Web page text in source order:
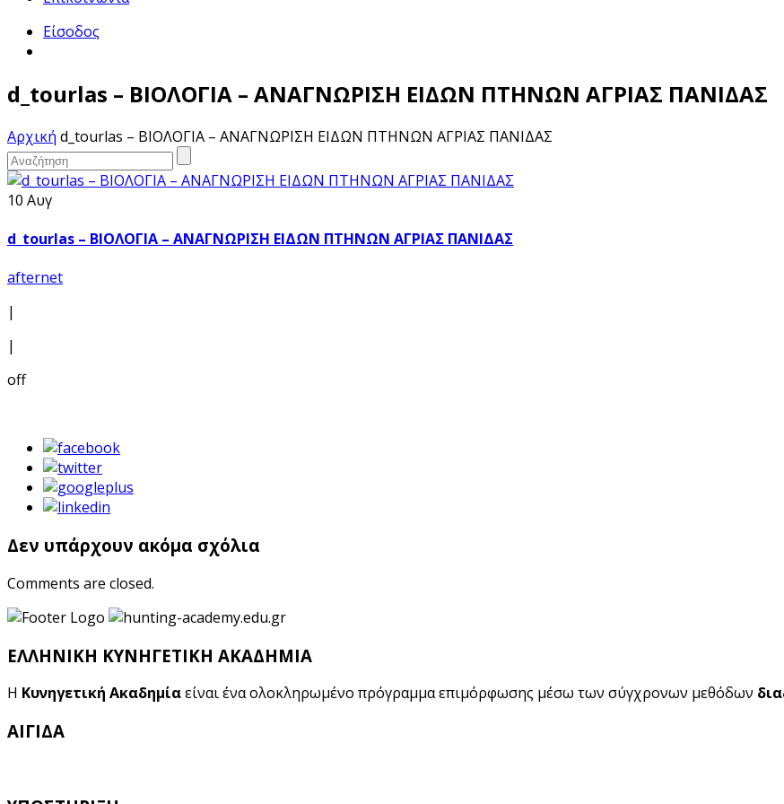
Είσοδος
d_tourlas – ΒΙΟΛΟΓΙΑ – ΑΝΑΓΝΩΡΙΣΗ ΕΙΔΩΝ ΠΤΗΝΩΝ ΑΓΡΙΑΣ ΠΑΝΙΔΑΣ
Αρχική d_tourlas – ΒΙΟΛΟΓΙΑ – ΑΝΑΓΝΩΡΙΣΗ ΕΙΔΩΝ ΠΤΗΝΩΝ ΑΓΡΙΑΣ ΠΑΝΙΔΑΣ
10 Αυγ
d_tourlas – ΒΙΟΛΟΓΙΑ – ΑΝΑΓΝΩΡΙΣΗ ΕΙΔΩΝ ΠΤΗΝΩΝ ΑΓΡΙΑΣ ΠΑΝΙΔΑΣ
afternet
|
|
off
Δεν υπάρχουν ακόμα σχόλια
Comments are closed.
ΕΛΛΗΝΙΚΗ ΚΥΝΗΓΕΤΙΚΗ ΑΚΑΔΗΜΙΑ
Η Κυνηγετική Ακαδημίαείναι ένα ολοκληρωμένο πρόγραμμα επιμόρφωσης μέσω των σύγχρονων μεθόδων
ΑΙΓΙΔΑ